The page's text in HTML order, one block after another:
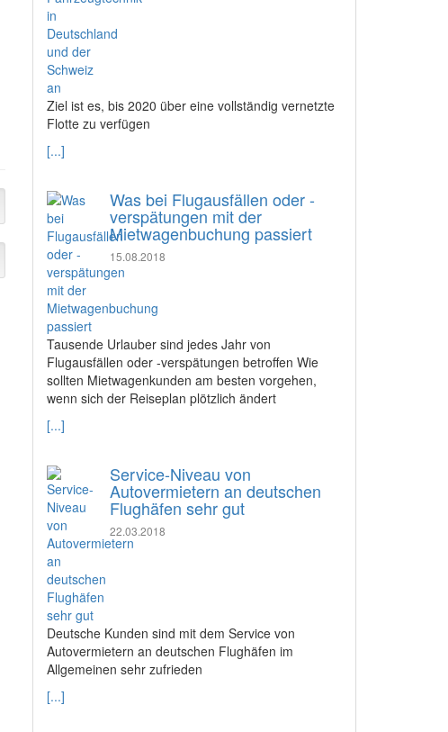
Ziel ist es, bis 2020 über eine vollständig vernetzte
Flotte zu verfügen
[...]
Was bei Flugausfällen oder -
verspätungen mit der
Mietwagenbuchung passiert
15.08.2018
Tausende Urlauber sind jedes Jahr von
Flugausfällen oder -verspätungen betroffen Wie
sollten Mietwagenkunden am besten vorgehen,
wenn sich der Reiseplan plötzlich ändert
[...]
Service-Niveau von
Autovermietern an deutschen
Flughäfen sehr gut
22.03.2018
Deutsche Kunden sind mit dem Service von
Autovermietern an deutschen Flughäfen im
Allgemeinen sehr zufrieden
[...]